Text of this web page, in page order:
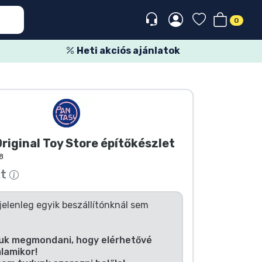
0
Heti akciós ajánlatok
Toy Store építőkészlet
egyik beszállítónknál sem
megmondani, hogy elérhetővé